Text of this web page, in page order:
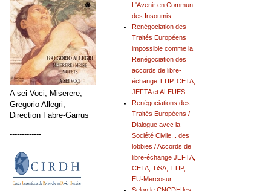
L'Avenir en Commun
des Insoumis
Renégociation des
Traités Européens
impossible comme la
Renégociation des
accords de libre-
échange TTIP, CETA,
JEFTA et ALEUES
Renégociations des
Traités Européens /
Dialogue avec la
Société Civile... des
lobbies / Accords de
libre-échange JEFTA,
CETA, TiSA, TTIP,
EU-Mercosur
A sei Voci, Miserere,
Gregorio Allegri,
Direction Fabre-Garrus
-------------